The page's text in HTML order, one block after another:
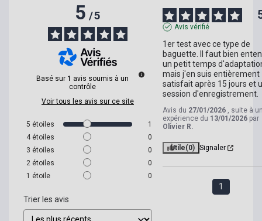
5/5
Basé sur 1 avis soumis à un
contrôle
Voir tous les avis sur ce site
5 étoiles
1
4 étoiles
0
3 étoiles
0
2 étoiles
0
1 étoile 0
Trier les avis
Avis vérifié
1er test avec ce type de
baguette. Il faut bien
un petit temps
mais j'en suis entièrement
satisfait après 15 jours et
session d'enregistrement.
Avis du 27/01/2026 , suite à
expérience du 13/01/2026 par
Olivier R.
Utile(0) Signaler
1